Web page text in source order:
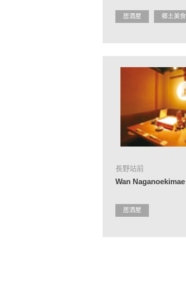
居酒屋 鄉土美食
長野站前
Wan Naganoekimae
居酒屋